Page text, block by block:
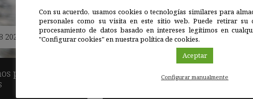
2021
para
Biodiversidad terrestre 13 OCT 2020
Proteger las razas de ganado
autóctonas también es conservar
Con su acuerdo, usamos cookies o tecnologías similares para
personales como su visita en este sitio web. Puede retirar su
procesamiento de datos basado en intereses legítimos en
"Configurar cookies" en nuestra política de cookies.
Aceptar
Configurar manualmente